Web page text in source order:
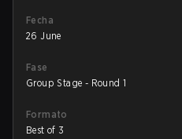
Fecha
26 June
Fase
Group Stage - Round 1
Formato
Best of 3